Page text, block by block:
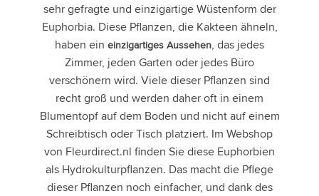
sehr gefragte und einzigartige Wüstenform der
Euphorbia. Diese Pflanzen, die Kakteen ähneln,
haben ein einzigartiges Aussehen, das jedes
Zimmer, jeden Garten oder jedes Büro
verschönern wird. Viele dieser Pflanzen sind
recht groß und werden daher oft in einem
Blumentopf auf dem Boden und nicht auf einem
Schreibtisch oder Tisch platziert. Im Webshop
von Fleurdirect.nl finden Sie diese Euphorbien
als Hydrokulturpflanzen. Das macht die Pflege
dieser Pflanzen noch einfacher, und dank des